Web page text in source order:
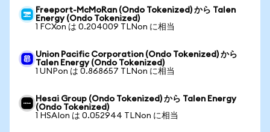
Freeport-McMoRan (Ondo Tokenized) から Talen
Energy (Ondo Tokenized)
1 FCXon は 0.204009 TLNon に相当
Union Pacific Corporation (Ondo Tokenized) から
Talen Energy (Ondo Tokenized)
1 UNPon は 0.868657 TLNon に相当
Hesai Group (Ondo Tokenized) から Talen Energy
(Ondo Tokenized)
1 HSAIon は 0.052944 TLNon に相当